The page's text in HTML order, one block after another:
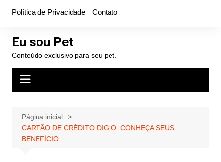
conteúdo
Política de Privacidade Contato
Eu sou Pet
Conteúdo exclusivo para seu pet.
Página inicial
CARTÃO DE CRÉDITO DIGIO: CONHEÇA SEUS
BENEFÍCIO